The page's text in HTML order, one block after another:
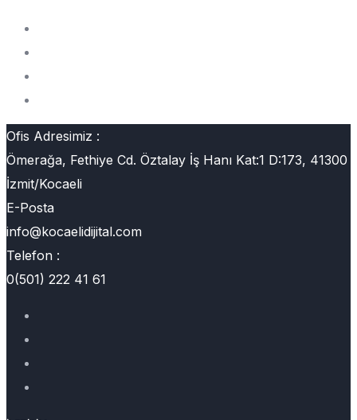
Ofis Adresimiz :
Ömerağa, Fethiye Cd. Öztalay İş Hanı Kat:1 D:173, 41300
İzmit/Kocaeli
E-Posta
info@kocaelidijital.com
Telefon :
0(501) 222 41 61